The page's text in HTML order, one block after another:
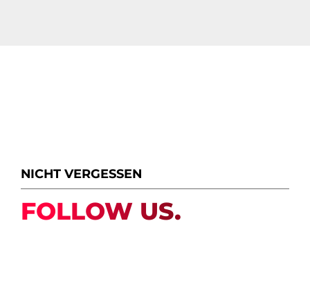
NICHT VERGESSEN
FOLLOW US.